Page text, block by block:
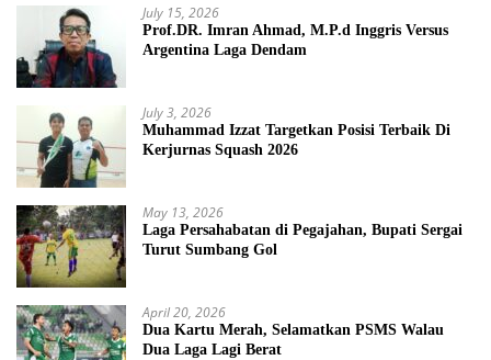
July 15, 2026
Prof.DR. Imran Ahmad, M.P.d Inggris Versus
Argentina Laga Dendam
July 3, 2026
Muhammad Izzat Targetkan Posisi Terbaik Di
Kerjurnas Squash 2026
May 13, 2026
Laga Persahabatan di Pegajahan, Bupati Sergai
Turut Sumbang Gol
April 20, 2026
Dua Kartu Merah, Selamatkan PSMS Walau
Dua Laga Lagi Berat